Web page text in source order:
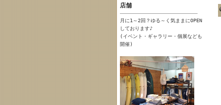
店舗
月に1～2回？ゆる～く気ままにOPEN
しております♪
(イベント・ギャラリー・個展なども
開催)